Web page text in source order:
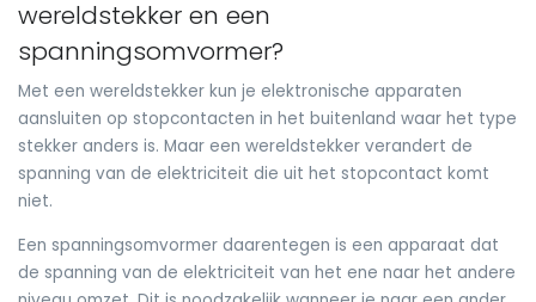
wereldstekker en een
spanningsomvormer?
Met een wereldstekker kun je elektronische apparaten
aansluiten op stopcontacten in het buitenland waar het type
stekker anders is. Maar een wereldstekker verandert de
spanning van de elektriciteit die uit het stopcontact komt
niet.
Een spanningsomvormer daarentegen is een apparaat dat
de spanning van de elektriciteit van het ene naar het andere